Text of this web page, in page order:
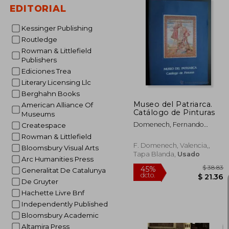
EDITORIAL
Kessinger Publishing
Routledge
Rowman & Littlefield
Publishers
Ediciones Trea
Literary Licensing Llc
Berghahn Books
American Alliance Of
Museums
Createspace
Rowman & Littlefield
Bloomsbury Visual Arts
Arc Humanities Press
Generalitat De Catalunya
De Gruyter
Hachette Livre Bnf
Independently Published
Bloomsbury Academic
Altamira Press
15%
dcto.
Museo del Patriarca.
Catálogo de Pinturas
Domenech, Fernando
F. Domenech, Valencia,,
Tapa Blanda, Usado